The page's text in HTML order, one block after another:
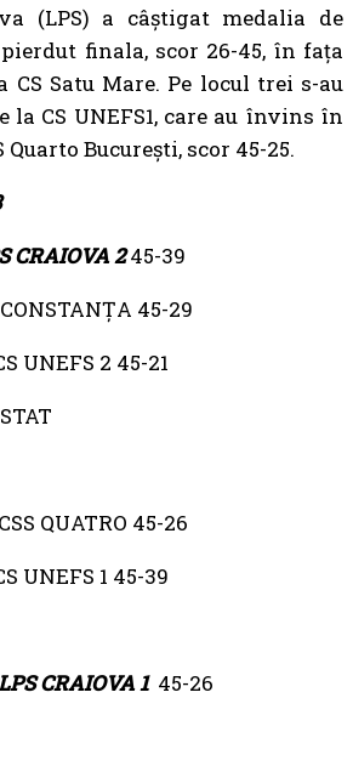
(LPS) a câștigat medalia de
finala, scor 26-45, în fața
Satu Mare. Pe locul trei s-au
CS UNEFS1, care au învins în
Quarto București, scor 45-25.
CRAIOVA 245-39
CONSTANȚA 45-29
UNEFS 2 45-21
QUATRO 45-26
UNEFS 1 45-39
CRAIOVA 145-26